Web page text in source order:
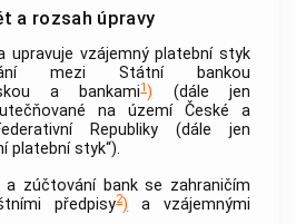
a rozsah úpravy
upravuje vzájemný platební styk
mezi Státní bankou
a bankami1) (dále jen
na území České a
Republiky (dále jen
platební styk“).
a zúčtování bank se zahraničím
předpisy2) a vzájemnými